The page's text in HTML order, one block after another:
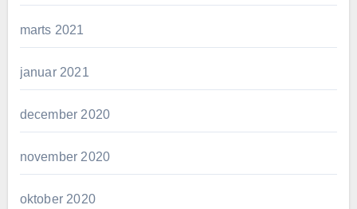
marts 2021
januar 2021
december 2020
november 2020
oktober 2020